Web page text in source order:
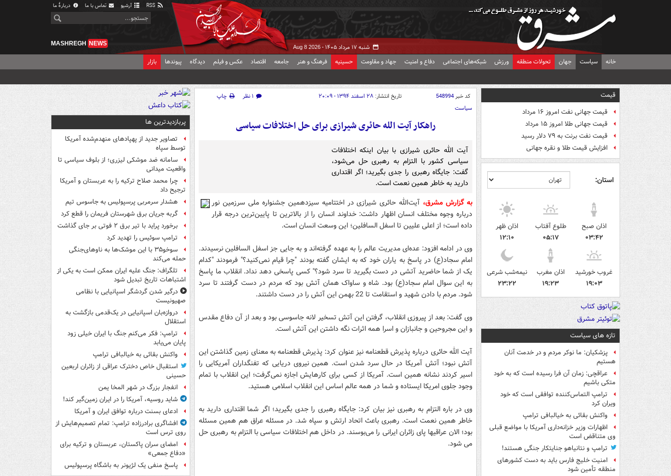
آرشیو تماس با ما دربارهٔ ما
شنبه ۱۷ مرداد ۱۴۰۵ - Aug 8 2026
MASHREGH NEWS
خانه سیاست جهان تحولات منطقه ورزش شبکه‌های اجتماعی دفاع و امنیت جهاد و مقاومت حسینیه فرهنگ و هنر جامعه اقتصاد عکس و فیلم دیدگاه پیوندها بازار
قیمت
قیمت جهانی نفت امروز ۱۶ مرداد
قیمت جهانی طلا امروز ۱۵ مرداد
قیمت نفت برنت به ۷۹ دلار رسید
افزایش قیمت طلا و نقره جهانی
استان:
اذان صبح
۰۳:۴۲
طلوع آفتاب
۰۵:۱۷
اذان ظهر
۱۲:۱۰
غروب خورشید
۱۹:۰۳
اذان مغرب
۱۹:۲۳
نیمه‌شب شرعی
۲۳:۲۲
تازه های سیاست
پزشکیان: ما نوکر مردم و در خدمت آنان
هستیم
عراقچی: زمان آن فرا رسیده است که به خود
متکی باشیم
ترامپ التماس‌کننده توافقی است که خود
ویران کرد
واکنش بقائی به خیالبافی ترامپ
اظهارات وزیر خزانه‌داری آمریکا با مواضع قبلی
وی متناقض است
ترامپ و نتانیاهو جنایتکار جنگی هستند!
امنیت خلیج فارس باید به دست کشورهای
منطقه تأمین شود
کد خبر548994 تاریخ انتشار: ۲۸ اسفند ۱۳۹۴ - ۲۰:۰۹ ۱ نظر
چاپ
سیاست
راهکار آیت الله حائری شیرازی برای حل اختلافات سیاسی
آیت الله حائری شیرازی با بیان اینکه اختلافات
سیاسی کشور با التزام به رهبری حل می‌شود،
گفت: جایگاه رهبری را جدی بگیرید؛ اگر اقتداری
دارید به خاطر همین نعمت است.
به گزارش مشرق، آیت‌الله حائری شیرازی در اختتامیه سیزدهمین جشنواره ملی سرزمین نور
درباره وجوه مختلف انسان اظهار داشت: خداوند انسان را از بالاترین تا پایین‌ترین درجه قرار
داده است؛ از اعلی علیین تا اسفل السافلین؛ این وسعت انسان است.
وی در ادامه افزود: عده‌ای مدیریت عالم را به عهده گرفته‌اند و به جایی جز اسفل السافلین نرسیدند.
امام سجاد(ع) در پاسخ به یاران خود که به ایشان گفته بودند "چرا قیام نمی‌کنید؟" فرمودند "کدام
یک از شما حاضرید آتشی در دست بگیرید تا سرد شود؟" کسی پاسخی دهد نداد. انقلاب ما پاسخ
به این سوال امام سجاد(ع) بود. شاه و ساواک همان آتش بود که مردم در دست گرفتند تا سرد
شود. مردم با دادن شهید و استقامت تا 22 بهمن این آتش را در دست داشتند.
وی گفت: بعد از پیروزی انقلاب، گرفتن این آتش تسخیر لانه جاسوسی بود و بعد از آن دفاع مقدس
و این مجروحین و جانبازان و اسرا همه اثرات نگه داشتن این آتش است.
آیت الله حائری درباره پذیرش قطعنامه نیز عنوان کرد: پذیرش قطعنامه به معنای زمین گذاشتن این
آتش نبود؛ آتش آمریکا در حال سرد شدن است. همین نیروی دریایی که تفنگداران آمریکایی را
اسیر کردند نشانه همین است. آمریکا از کسی برای کارهایش اجازه نمی‌گرفت؛ این انقلاب با تمام
وجود جلوی امریکا ایستاده و شما در همه عالم اساس این انقلاب اسلامی هستید.
وی در باره التزام به رهبری نیز بیان کرد: جایگاه رهبری را جدی بگیرید؛ اگر شما اقتداری دارید به
خاطر همین نعمت است. رهبری باعث اتحاد ارتش و سپاه شد. در مسئله عراق هم همین مسئله
بود؛ الان عراقیها پای زائران ایرانی را می‌بوسند. در داخل هم اختلافات سیاسی با التزام به رهبری حل
می شود.
پربازدیدترین ها
تصاویر جدید از پهپادهای منهدم‌شده آمریکا
توسط سپاه
سامانه ضد موشکی لیزری؛ از بلوف سیاسی تا
واقعیت میدانی
چرا محمد صلاح ترکیه را به عربستان و آمریکا
ترجیح داد
هشدار سرمربی پرسپولیس به جاسوس تیم
گربه جریان برق شهرستان فریمان را قطع کرد
برخورد پراید با تیر برق ۲ فوتی بر جای گذاشت
ترامپ سوئیس را تهدید کرد
سوخو۳۵ با این موشک‌ها به ناوهای‌جنگی
حمله می‌کند
تلگراف: جنگ علیه ایران ممکن است به یکی از
اشتباهات تاریخ تبدیل شود
درگیر شدن گردشگر اسپانیایی با نظامی
صهیونیست
دروازه‌بان اسپانیایی در یک‌قدمی بازگشت به
استقلال
ترامپ: فکر می‌کنم جنگ با ایران خیلی زود
پایان می‌یابد
واکنش بقائی به خیالبافی ترامپ
استقبال خاص دخترک عراقی از زائران اربعین
حسینی
انفجار بزرگ در شهر المخا یمن
شاید روسیه، آمریکا را در ایران زمین‌گیر کند!
ادعای بسنت درباره توافق ایران و آمریکا
افشاگری برادرزاده ترامپ: تمام تصمیم‌هایش از
روی ترس است
امضای سران پاکستان، عربستان و ترکیه برای
«دفاع جمعی»
پاسخ منفی یک لژیونر به باشگاه پرسپولیس